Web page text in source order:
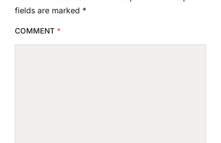
fields are marked *
COMMENT *